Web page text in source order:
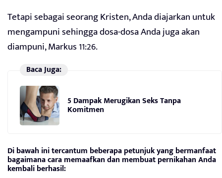
Tetapi sebagai seorang Kristen, Anda diajarkan untuk
mengampuni sehingga dosa-dosa Anda juga akan
diampuni, Markus 11:26.
Baca Juga:
5 Dampak Merugikan Seks Tanpa
Komitmen
Di bawah ini tercantum beberapa petunjuk yang bermanfaat
bagaimana cara memaafkan dan membuat pernikahan Anda
kembali berhasil: